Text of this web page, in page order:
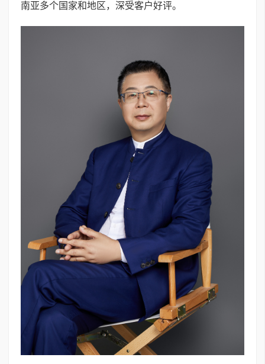
南亚多个国家和地区，深受客户好评。